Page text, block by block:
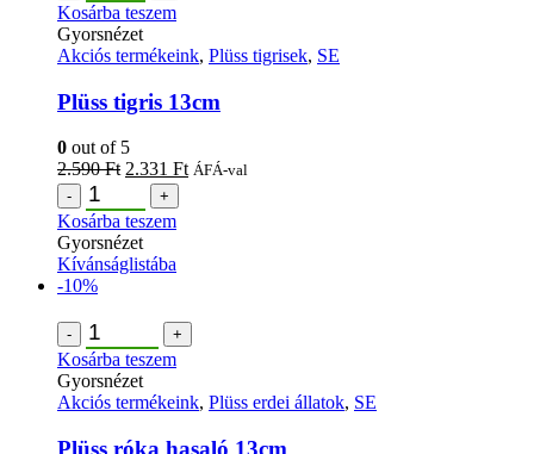
Kosárba teszem
Gyorsnézet
Akciós termékeink, Plüss tigrisek, SE
Plüss tigris 13cm
0 out of 5
2.590Ft 2.331 Ft ÁFÁ-val
-
+
Kosárba teszem
Gyorsnézet
Kívánságlistába
-10%
- +
Kosárba teszem
Gyorsnézet
Akciós termékeink, Plüss erdei állatok, SE
Plüss róka hasaló 13cm